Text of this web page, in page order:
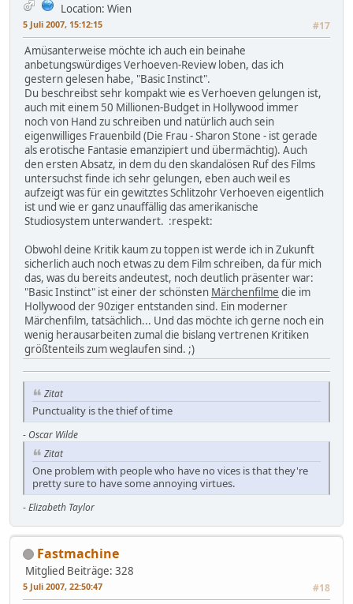
Location: Wien
5 Juli 2007, 15:12:15 #17
Amüsanterweise möchte ich auch ein beinahe
anbetungswürdiges Verhoeven-Review loben, das ich
gestern gelesen habe, "Basic Instinct".
Du beschreibst sehr kompakt wie es Verhoeven gelungen ist,
auch mit einem 50 Millionen-Budget in Hollywood immer
noch von Hand zu schreiben und natürlich auch sein
eigenwilliges Frauenbild (Die Frau - Sharon Stone - ist gerade
als erotische Fantasie emanzipiert und übermächtig). Auch
den ersten Absatz, in dem du den skandalösen Ruf des Films
untersuchst finde ich sehr gelungen, eben auch weil es
aufzeigt was für ein gewitztes Schlitzohr Verhoeven eigentlich
ist und wie er ganz unauffällig das amerikanische
Studiosystem unterwandert. :respekt:
Obwohl deine Kritik kaum zu toppen ist werde ich in Zukunft
sicherlich auch noch etwas zu dem Film schreiben, da für mich
das, was du bereits andeutest, noch deutlich präsenter war:
"Basic Instinct" ist einer der schönsten Märchenfilme die im
Hollywood der 90ziger entstanden sind. Ein moderner
Märchenfilm, tatsächlich... Und das möchte ich gerne noch ein
wenig herausarbeiten zumal die bislang vertrenen Kritiken
größtenteils zum weglaufen sind. ;)
Zitat
Punctuality is the thief of time
- Oscar Wilde
Zitat
One problem with people who have no vices is that they're
pretty sure to have some annoying virtues.
-Elizabeth Taylor
Fastmachine
Mitglied Beiträge: 328
5 Juli 2007, 22:50:47 #18